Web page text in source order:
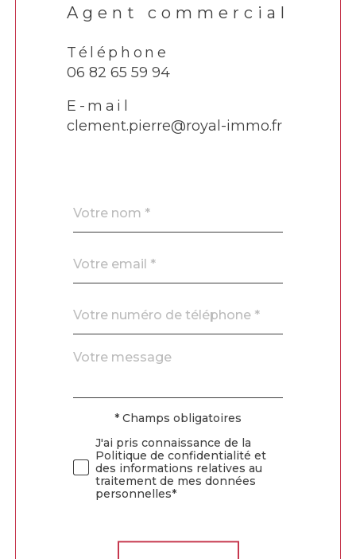
Agent commercial
Téléphone
06 82 65 59 94
E-mail
clement.pierre@royal-immo.fr
par
*
*
*
Fieldset
Message
*
Validation* Champs obligatoires
J'ai pris connaissance de la
Politique de confidentialité et
des informations relatives au
traitement de mes données
personnelles*